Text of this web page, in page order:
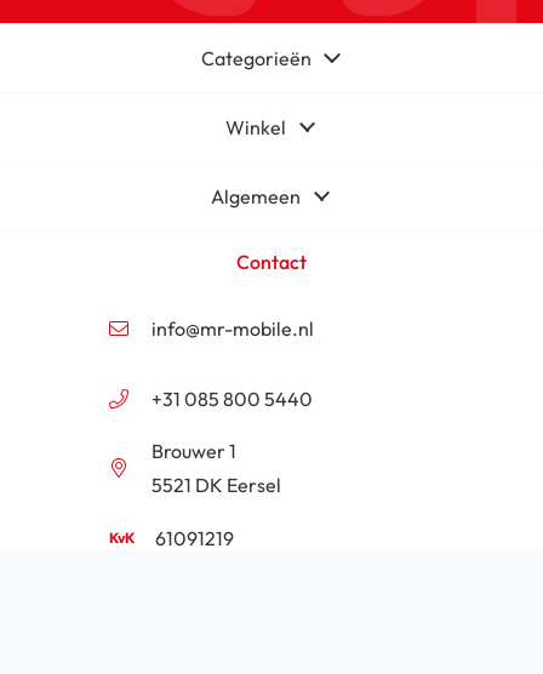
Categorieën
Winkel
Algemeen
Contact
info@mr-mobile.nl
+31 085 800 5440
Brouwer 1
5521 DK Eersel
61091219